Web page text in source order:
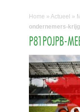
Home » Actueel »
ondernemers-
P81POJPB-